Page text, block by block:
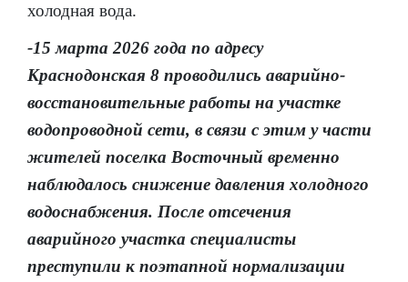
холодная вода.
-15 марта 2026 года по адресу
Краснодонская 8 проводились аварийно-
восстановительные работы на участке
водопроводной сети, в связи с этим у части
жителей поселка Восточный временно
наблюдалось снижение давления холодного
водоснабжения. После отсечения
аварийного участка специалисты
преступили к поэтапной нормализации